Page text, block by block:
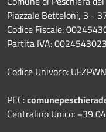
Piazzale Betteloni, 3 -
Codice Fiscale:
Partita IVA:
Codice Univoco: UFZPWN
PEC:
Centralino Unico: +39